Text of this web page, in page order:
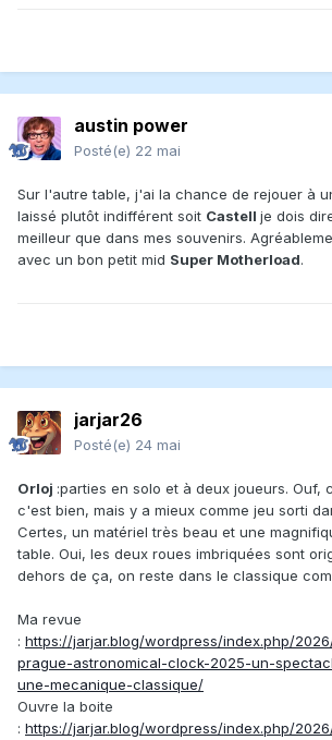
austin power
Posté(e) 22 mai
Sur l'autre table, j'ai la chance de rejouer à
laissé plutôt indifférent soit Castell je dois
meilleur que dans mes souvenirs.
avec un bon petit mid Super Motherload.
jarjar26
Posté(e) 24 mai
Orloj :parties en solo et à deux joueurs. Ouf,
c'est bien, mais y a mieux comme jeu sorti
Certes, un matériel très beau et une
table. Oui, les deux roues imbriquées sont
dehors de ça, on reste dans le classique
Ma revue
: https://jarjar.blog/wordpress/index.php/
prague-astronomical-clock-2025-un-
une-mecanique-classique/
Ouvre la boite
: https://jarjar.blog/wordpress/index.php/